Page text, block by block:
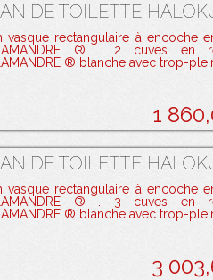
DE TOILETTE
vasque rectangulaire à encoche
® . 2 cuves en
® blanche avec trop-
1
DE TOILETTE
vasque rectangulaire à encoche
® . 3 cuves en
® blanche avec trop-
3